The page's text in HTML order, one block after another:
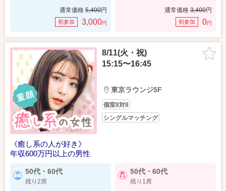
通常価格 5,400円
初参加 3,000円
通常価格 3,400円
初参加 0円
8/11(火・祝)
15:15〜16:45
東京ラウンジ5F
個室8対8
シングルマッチング
《癒し系の人が好き》
年収600万円以上の男性
50代・60代
残り2席
50代・60代
残り1席